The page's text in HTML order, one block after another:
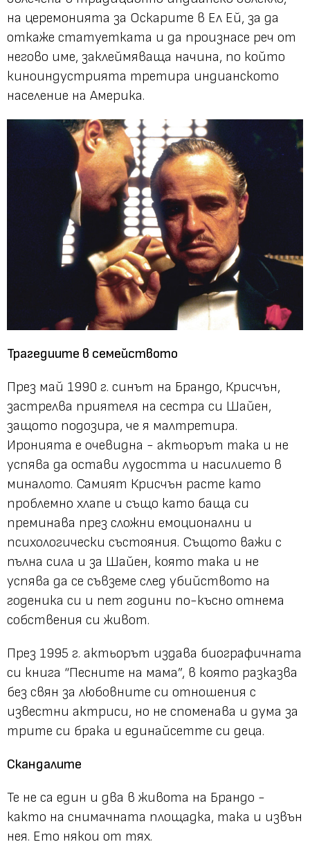
на церемонията за Оскарите в Ел Ей, за да
откаже статуетката и да произнасе реч от
негово име, заклеймяваща начина, по който
киноиндустрията третира индианското
население на Америка.
Трагедиите в семейството
През май 1990 г. синът на Брандо, Крисчън,
застрелва приятеля на сестра си Шайен,
защото подозира, че я малтретира.
Иронията е очевидна - актьорът така и не
успява да остави лудостта и насилието в
миналото. Самият Крисчън расте като
проблемно хлапе и също като баща си
преминава през сложни емоционални и
психологически състояния. Същото важи с
пълна сила и за Шайен, която така и не
успява да се съвземе след убийството на
годеника си и пет години по-късно отнема
собствения си живот.
През 1995 г. актьорът издава биографичната
си книга “Песните на мама”, в която разказва
без свян за любовните си отношения с
известни актриси, но не споменава и дума за
трите си брака и единайсетте си деца.
Скандалите
Те не са един и два в живота на Брандо -
както на снимачната площадка, така и извън
нея. Ето някои от тях.